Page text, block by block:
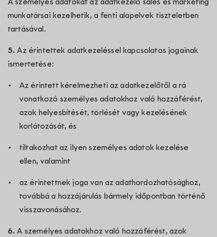
munkatársai kezelhetik, a fenti alapelvek tiszteletben
tartásával.
5. Az érintettek adatkezeléssel kapcsolatos jogainak
ismertetése:
Az érintett kérelmezheti az adatkezelőtől a rá
vonatkozó személyes adatokhoz való hozzáférést,
azok helyesbítését, törlését vagy kezelésének
korlátozását, és
tiltakozhat az ilyen személyes adatok kezelése
ellen, valamint
az érintettnek joga van az adathordozhatósághoz,
továbbá a hozzájárulás bármely időpontban történő
visszavonásához.
6. A személyes adatokhoz való hozzáférést, azok